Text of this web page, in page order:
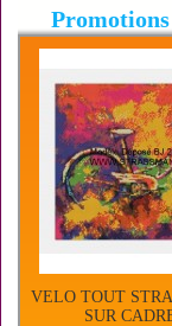
Promotions
VELO TOUT
SUR